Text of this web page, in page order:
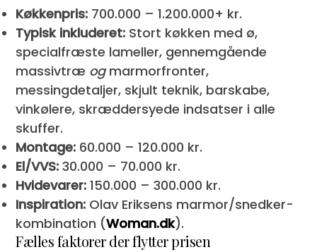
Køkkenpris: 700.000 – 1.200.000+ kr.
Typisk inkluderet: Stort køkken med ø,
specialfræste lameller, gennemgående
massivtræ ogmarmorfronter,
messingdetaljer, skjult teknik, barskabe,
vinkølere, skræddersyede indsatser i alle
skuffer.
Montage: 60.000 – 120.000 kr.
El/VVS: 30.000 – 70.000 kr.
Hvidevarer: 150.000 – 300.000 kr.
Inspiration: Olav Eriksens marmor/snedker-
kombination (Woman.dk).
Fælles faktorer der flytter prisen